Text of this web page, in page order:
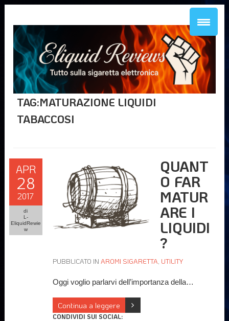
TAG:MATURAZIONE LIQUIDI
TABACCOSI
APR
28
2017
di
L-
EliquidRewie
w
QUANT
O FAR
MATUR
ARE I
LIQUIDI
?
PUBBLICATO IN AROMI SIGARETTA UTILITY
Oggi voglio parlarvi dell’importanza della…
Continua a leggere
CONDIVIDI SUI SOCIAL: